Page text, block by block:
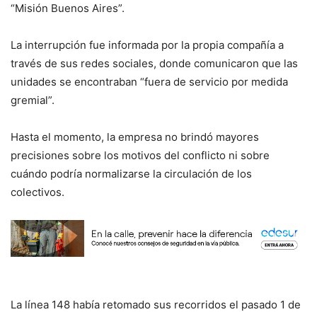
“Misión Buenos Aires”.
La interrupción fue informada por la propia compañía a
través de sus redes sociales, donde comunicaron que las
unidades se encontraban “fuera de servicio por medida
gremial”.
Hasta el momento, la empresa no brindó mayores
precisiones sobre los motivos del conflicto ni sobre
cuándo podría normalizarse la circulación de los
colectivos.
La línea 148 había retomado sus recorridos el pasado 1 de